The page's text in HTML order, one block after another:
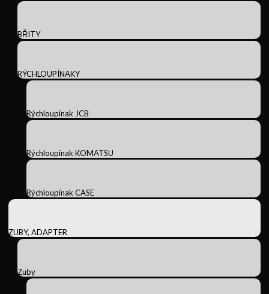
BŘITY
RÝCHLOUPÍNAKY
Rýchloupínak JCB
Rýchloupínak KOMATSU
Rýchloupínak CASE
ZUBY, ADAPTER
Zuby